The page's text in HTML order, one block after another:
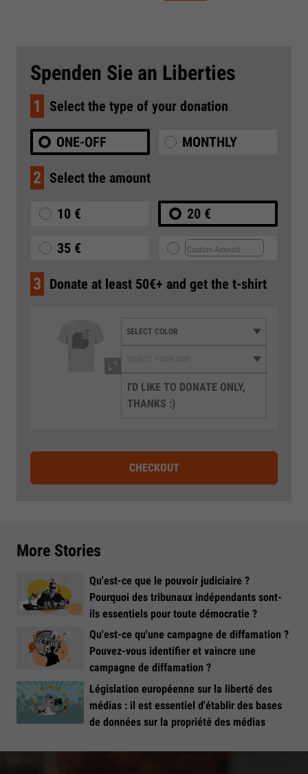
Spenden Sie an Liberties
1 Select the type of your donation
ONE-OFF MONTHLY
2 Select the amount
10 € 20 €
35 €
3 Donate at least 50€+ and get the t-shirt
I'D LIKE TO DONATE ONLY,
THANKS :)
CHECKOUT
More Stories
Qu'est-ce que le pouvoir judiciaire ?
Pourquoi des tribunaux indépendants sont-
ils essentiels pour toute démocratie ?
Qu'est-ce qu'une campagne de diffamation ?
Pouvez-vous identifier et vaincre une
campagne de diffamation ?
Législation européenne sur la liberté des
médias : il est essentiel d'établir des bases
de données sur la propriété des médias